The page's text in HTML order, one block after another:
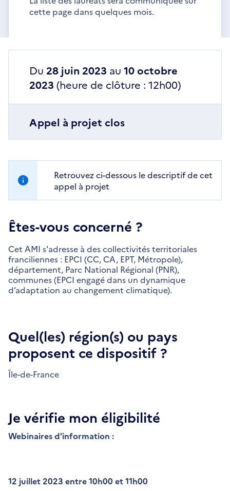
cette page dans quelques mois.
Du 28 juin 2023 au 10 octobre
2023 (heure de clôture : 12h00)
Appel à projet clos
Retrouvez ci-dessous le descriptif de cet
appel à projet
Êtes-vous concerné ?
Cet AMI s'adresse à des collectivités territoriales
franciliennes : EPCI (CC, CA, EPT, Métropole),
département, Parc National Régional (PNR),
communes (EPCI engagé dans un dynamique
d’adaptation au changement climatique).
Quel(les) région(s) ou pays
proposent ce dispositif ?
Île-de-France
Je vérifie mon éligibilité
Webinaires d'information :
12 juillet 2023 entre 10h00 et 11h00